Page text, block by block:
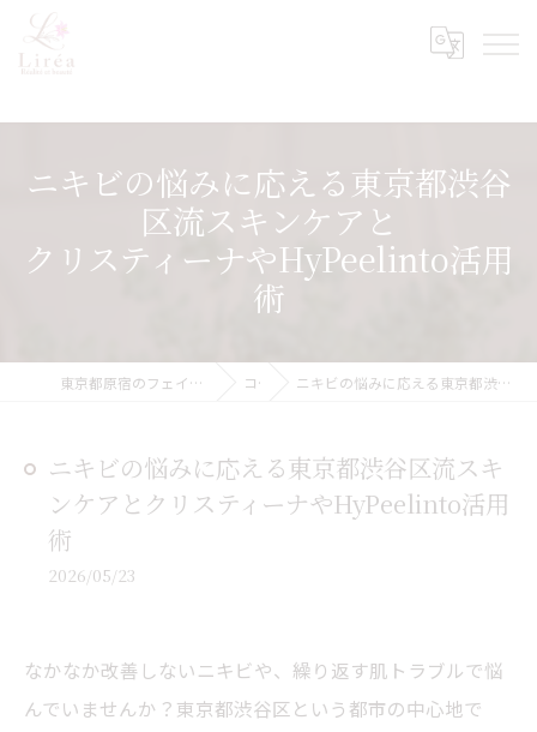
ニキビの悩みに応える東京都渋谷
区流スキンケアと
クリスティーナやHyPeelinto活用
術
東京都原宿のフェイシャルエステならLiréa atelier Harajuku コラム ニキビの悩みに応える東京都渋谷区流スキンケアとクリスティーナやHyPeelinto活用術
ニキビの悩みに応える東京都渋谷区流スキ
ンケアとクリスティーナやHyPeelinto活用
術
2026/05/23
なかなか改善しないニキビや、繰り返す肌トラブルで悩
んでいませんか？東京都渋谷区という都市の中心地で